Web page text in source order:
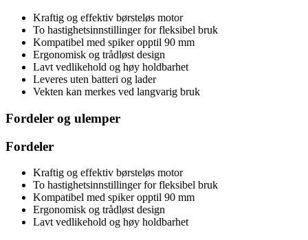
Kraftig og effektiv børsteløs motor
To hastighetsinnstillinger for fleksibel bruk
Kompatibel med spiker opptil 90 mm
Ergonomisk og trådløst design
Lavt vedlikehold og høy holdbarhet
Leveres uten batteri og lader
Vekten kan merkes ved langvarig bruk
Fordeler og ulemper
Fordeler
Kraftig og effektiv børsteløs motor
To hastighetsinnstillinger for fleksibel bruk
Kompatibel med spiker opptil 90 mm
Ergonomisk og trådløst design
Lavt vedlikehold og høy holdbarhet